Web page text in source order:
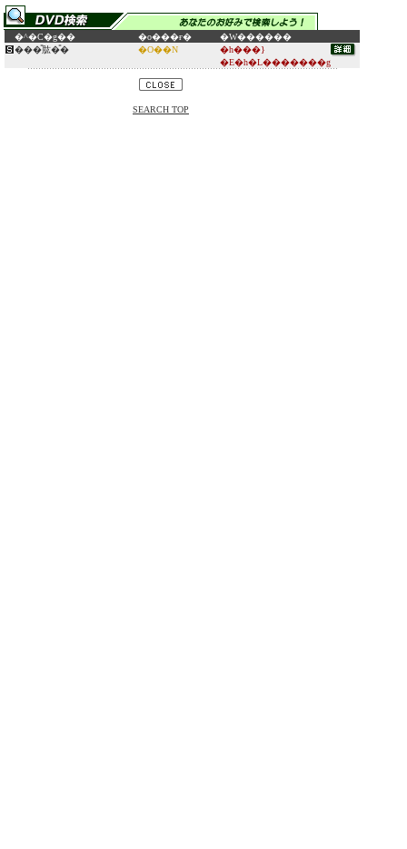
�^�C�g�� �o���ғ�
�W������
���̎肱�̎�
�O��N
�h���}
�E�h�L�������g
SEARCH TOP